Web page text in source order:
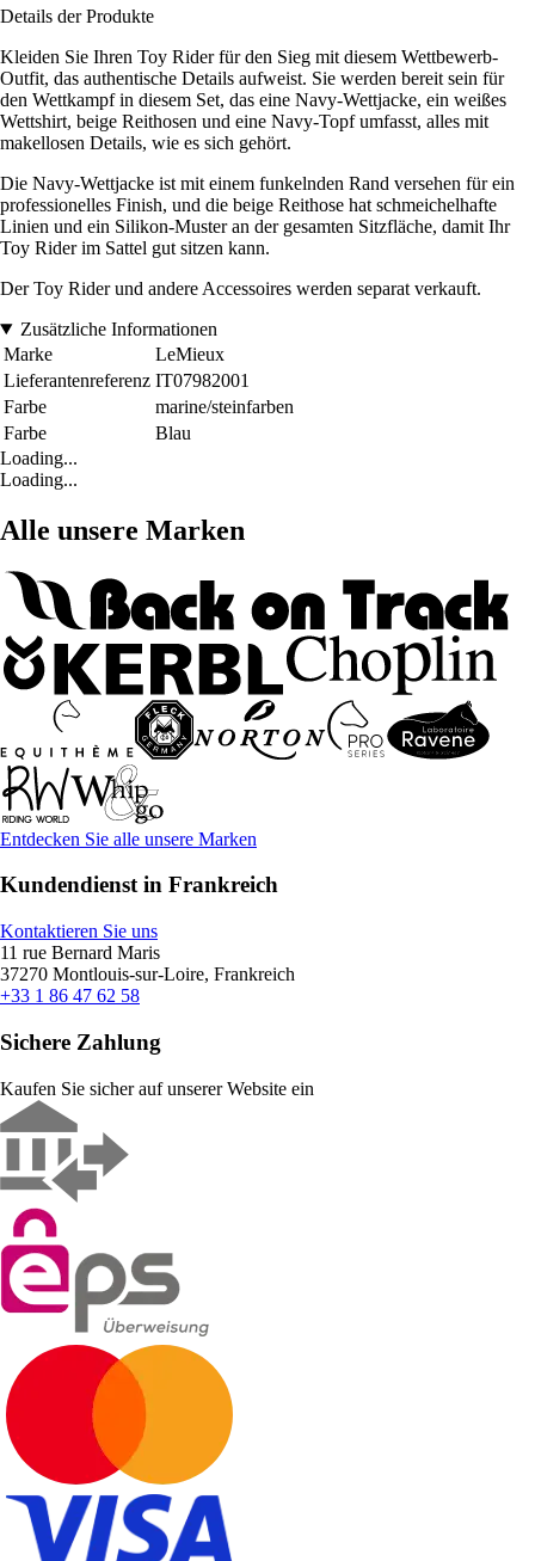
Details der Produkte
Kleiden Sie Ihren Toy Rider für den Sieg mit diesem Wettbewerb-
Outfit, das authentische Details aufweist. Sie werden bereit sein für
den Wettkampf in diesem Set, das eine Navy-Wettjacke, ein weißes
Wettshirt, beige Reithosen und eine Navy-Topf umfasst, alles mit
makellosen Details, wie es sich gehört.
Die Navy-Wettjacke ist mit einem funkelnden Rand versehen für ein
professionelles Finish, und die beige Reithose hat schmeichelhafte
Linien und ein Silikon-Muster an der gesamten Sitzfläche, damit Ihr
Toy Rider im Sattel gut sitzen kann.
Der Toy Rider und andere Accessoires werden separat verkauft.
Zusätzliche Informationen
Marke
LeMieux
Lieferantenreferenz IT07982001
Farbe
marine/steinfarben
Farbe
Blau
Loading...
Loading...
Alle unsere Marken
Entdecken Sie alle unsere Marken
Kundendienst in Frankreich
Kontaktieren Sie uns
11 rue Bernard Maris
37270 Montlouis-sur-Loire, Frankreich
+33 1 86 47 62 58
Sichere Zahlung
Kaufen Sie sicher auf unserer Website ein